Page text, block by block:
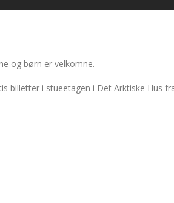
og børn er velkomne.
billetter i stueetagen i Det Arktiske Hus